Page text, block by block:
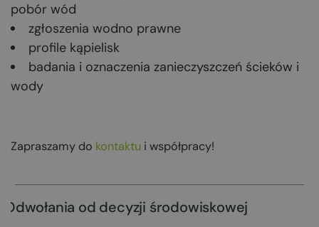
pobór wód
zgłoszenia wodno prawne
profile kąpielisk
badania i oznaczenia zanieczyszczeń ścieków i
wody
Zapraszamy do kontaktu i współpracy!
Odwołania od decyzji środowiskowej